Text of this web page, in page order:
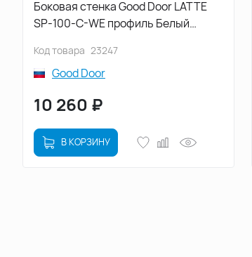
Боковая стенка Good Door LATTE
SP-100-C-WE профиль Белый
Код товара 23247
Good Door
10 260 ₽
В КОРЗИНУ